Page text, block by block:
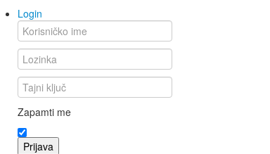
Login
Zapamti me
Prijava